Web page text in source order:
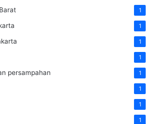
1
1
1
1
persampahan 1
1
1
1